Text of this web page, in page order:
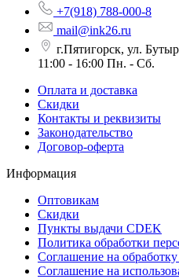
+7(918) 788-000-8
mail@ink26.ru
г.Пятигорск, ул.
11:00 - 16:00 Пн. - Сб.
Оплата и доставка
Скидки
Контакты и реквизиты
Законодательство
Договор-оферта
Информация
Оптовикам
Скидки
Пункты выдачи CDEK
Политика обработки
Соглашение на
Соглашение на